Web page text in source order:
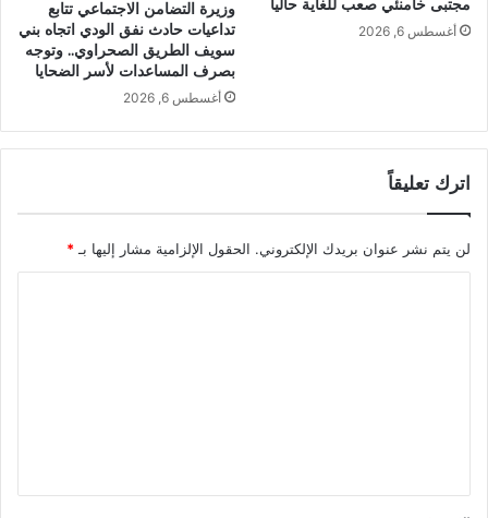
مجتبى خامنئي صعب للغاية حالياً
أغسطس 6, 2026
وزيرة التضامن الاجتماعي تتابع
تداعيات حادث نفق الودي اتجاه بني
سويف الطريق الصحراوي.. وتوجه
بصرف المساعدات لأسر الضحايا
أغسطس 6, 2026
اترك تعليقاً
لن يتم نشر عنوان بريدك الإلكتروني. الحقول الإلزامية مشار إليها بـ *